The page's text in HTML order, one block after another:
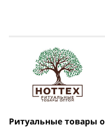
Ритуальные товары